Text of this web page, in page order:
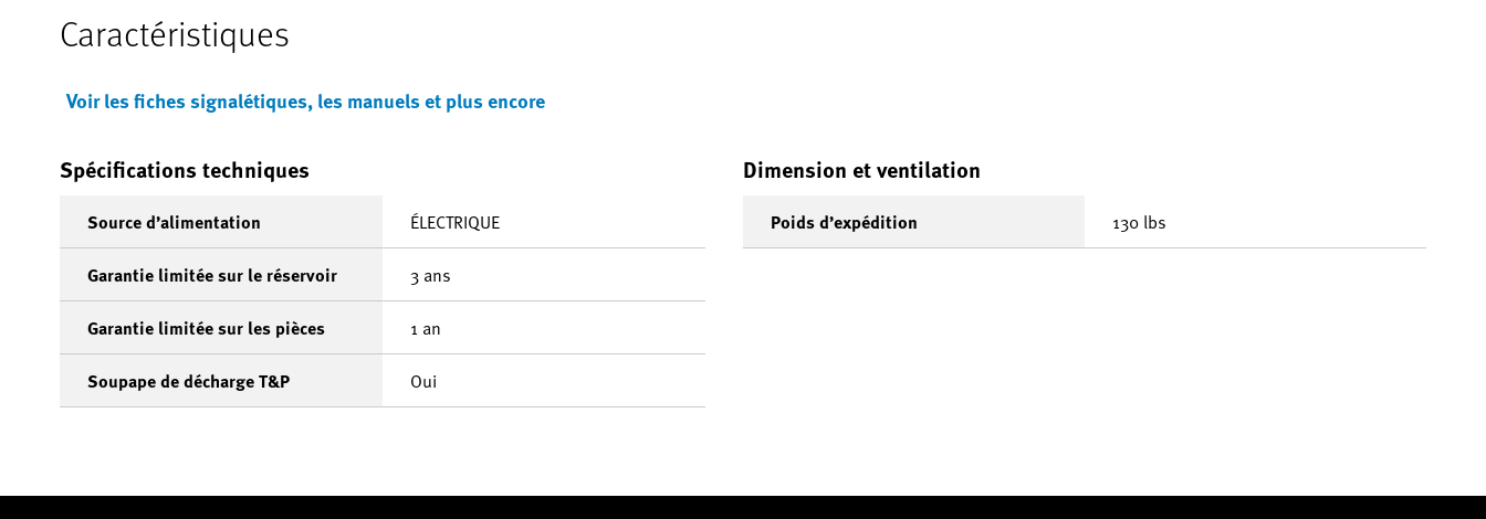
Caractéristiques
Voir les fiches signalétiques, les manuels et plus encore
Spécifications techniques
Source d’alimentation ÉLECTRIQUE
Garantie limitée sur le réservoir 3 ans
Garantie limitée sur les pièces 1 an
Soupape de décharge T&P Oui
Dimension et ventilation
Poids d’expédition 130 lbs